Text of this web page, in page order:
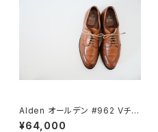
Alden オールデン #962 Vチッ
プ 9.5D
¥64,000